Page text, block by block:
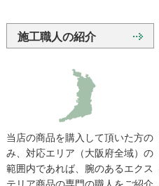
施工職人の紹介
当店の商品を購入して頂いた方の
み、対応エリア（大阪府全域）の
範囲内であれば、腕のあるエクス
テリア商品の専門の職人をご紹介